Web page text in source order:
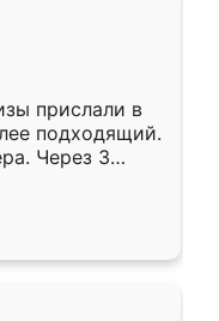
прислали в
подходящий.
Через 3
Остались
Ренессанс